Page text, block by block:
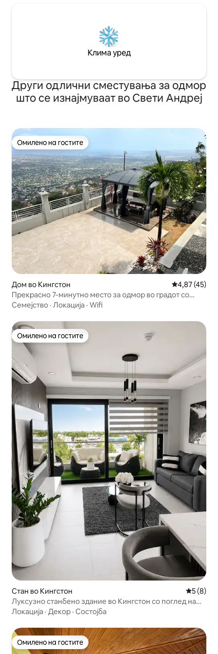
Клима уред
Други одлични сместувања за одмор
што се изнајмуваат во Свети Андреј
Омилено на гостите
Омилено на гостите
Дом во Кингстон Просечна
4,87 (45)
Прекрасно 7-минутно место за одмор во градот со
поглед и базен
Семејство · Локација · Wifi
Омилено на гостите
Омилено на гостите
Стан во Кингстон
5 (8)
Луксузно станбено здание во Кингстон со поглед на
хоризонтот
Локација · Декор · Состојба
Омилено на гостите
Омилено на гостите